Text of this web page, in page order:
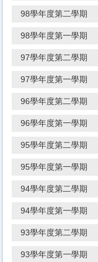
98學年度第二學期
98學年度第一學期
97學年度第二學期
97學年度第一學期
96學年度第二學期
96學年度第一學期
95學年度第二學期
95學年度第一學期
94學年度第二學期
94學年度第一學期
93學年度第二學期
93學年度第一學期